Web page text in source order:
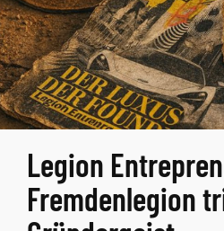
Legion
Fremdenlegion